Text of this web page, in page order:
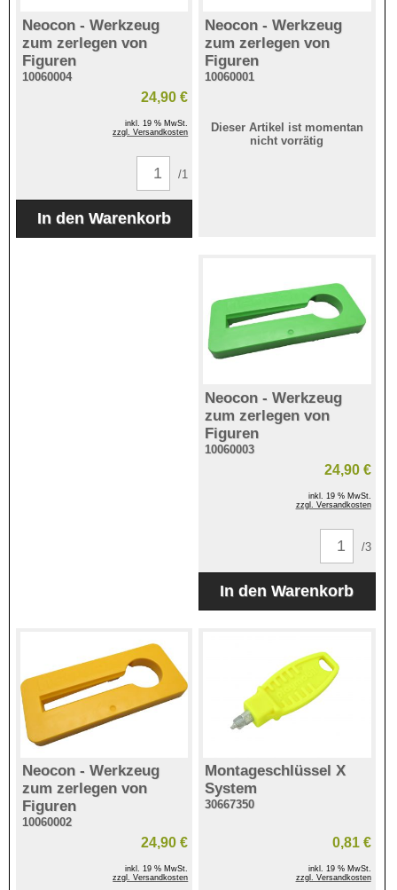
Neocon - Werkzeug
zum zerlegen von
Figuren
10060004
24,90 €
inkl. 19 % MwSt.
zzgl. Versandkosten
/1
Neocon - Werkzeug
zum zerlegen von
Figuren
10060001
Dieser Artikel ist momentan
nicht vorrätig
Neocon - Werkzeug
zum zerlegen von
Figuren
10060003
24,90 €
inkl. 19 % MwSt.
zzgl. Versandkosten
/3
Neocon - Werkzeug
zum zerlegen von
Figuren
10060002
24,90 €
inkl. 19 % MwSt.
zzgl. Versandkosten
Montageschlüssel X
System
30667350
0,81 €
inkl. 19 % MwSt.
zzgl. Versandkosten